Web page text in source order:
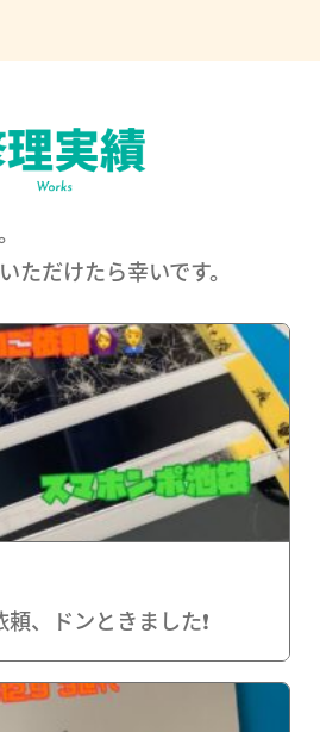
ただけたら幸いです。
、ドンときました❗️